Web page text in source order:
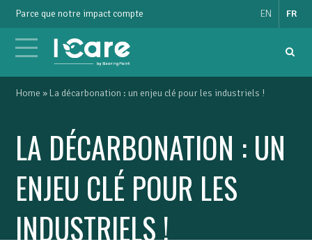
Parce que notre impact compte EN FR
Home » La décarbonation : un enjeu clé pour les industriels !
LA DÉCARBONATION : UN
ENJEU CLÉ POUR LES
INDUSTRIELS !